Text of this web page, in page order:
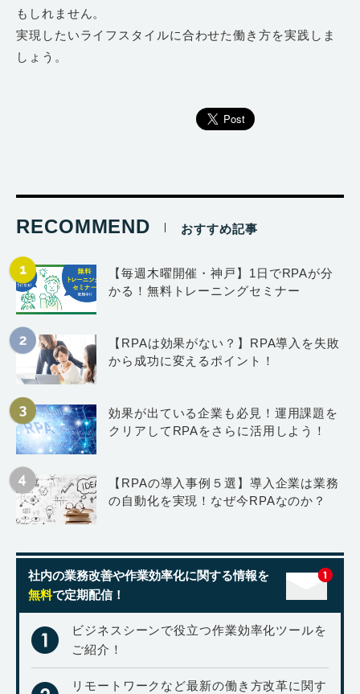
もしれません。
実現したいライフスタイルに合わせた働き方を実践しま
しょう。
RECOMMEND おすすめ記事
【毎週木曜開催・神戸】1日でRPAが分
かる！無料トレーニングセミナー
【RPAは効果がない？】RPA導入を失敗
から成功に変えるポイント！
効果が出ている企業も必見！運用課題を
クリアしてRPAをさらに活用しよう！
【RPAの導入事例５選】導入企業は業務
の自動化を実現！なぜ今RPAなのか？
社内の業務改善や作業効率化に関する情報を
無料で定期配信！
ビジネスシーンで役立つ作業効率化ツールを
ご紹介！
リモートワークなど最新の働き方改革に関す